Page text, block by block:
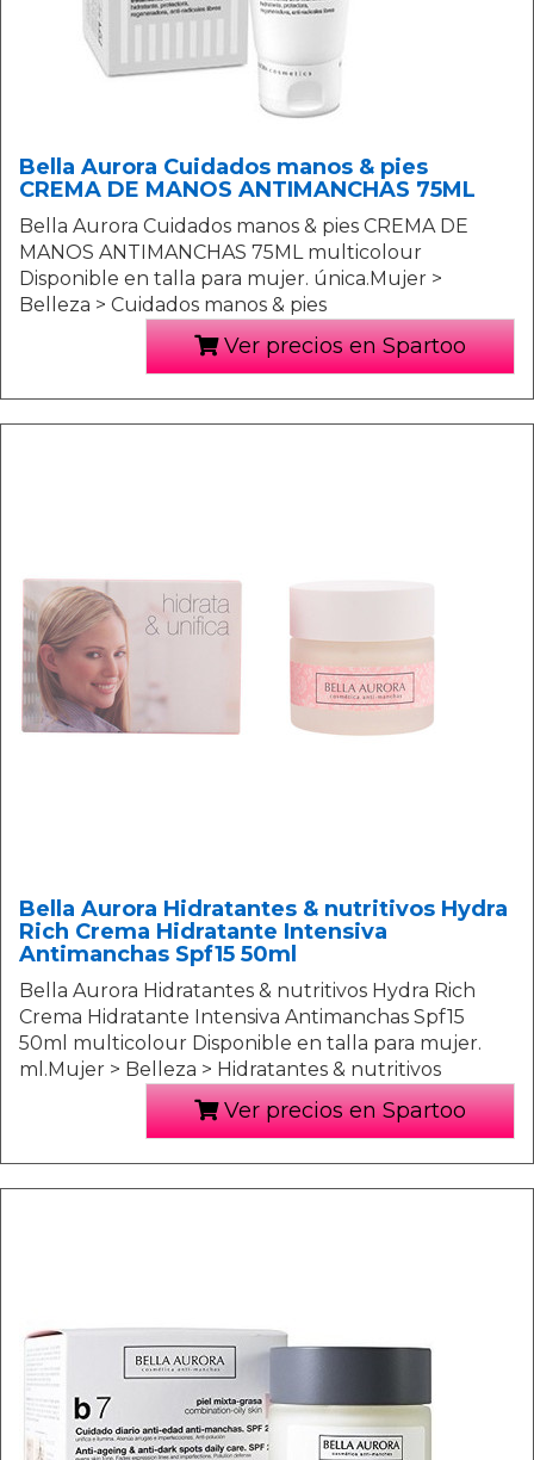
Bella Aurora Cuidados manos & pies
CREMA DE MANOS ANTIMANCHAS 75ML
Bella Aurora Cuidados manos & pies CREMA DE
MANOS ANTIMANCHAS 75ML multicolour
Disponible en talla para mujer. única.Mujer >
Belleza > Cuidados manos & pies
Ver precios en Spartoo
Bella Aurora Hidratantes & nutritivos Hydra
Rich Crema Hidratante Intensiva
Antimanchas Spf15 50ml
Bella Aurora Hidratantes & nutritivos Hydra Rich
Crema Hidratante Intensiva Antimanchas Spf15
50ml multicolour Disponible en talla para mujer.
ml.Mujer > Belleza > Hidratantes & nutritivos
Ver precios en Spartoo